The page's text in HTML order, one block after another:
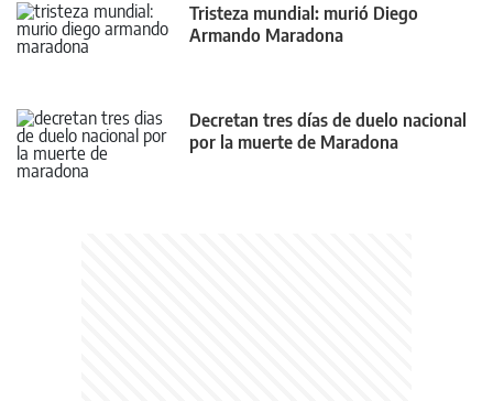
Tristeza mundial: murió Diego
Armando Maradona
Decretan tres días de duelo nacional
por la muerte de Maradona